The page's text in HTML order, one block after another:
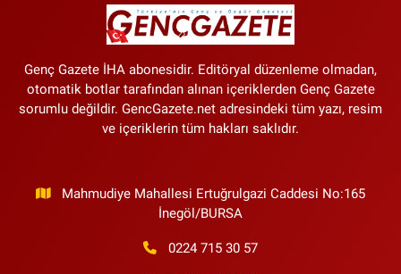
Genç Gazete İHA abonesidir. Editöryal düzenleme olmadan,
otomatik botlar tarafından alınan içeriklerden Genç Gazete
sorumlu değildir. GencGazete.net adresindeki tüm yazı, resim
ve içeriklerin tüm hakları saklıdır.
Mahmudiye Mahallesi Ertuğrulgazi Caddesi No:165
İnegöl/BURSA
0224 715 30 57